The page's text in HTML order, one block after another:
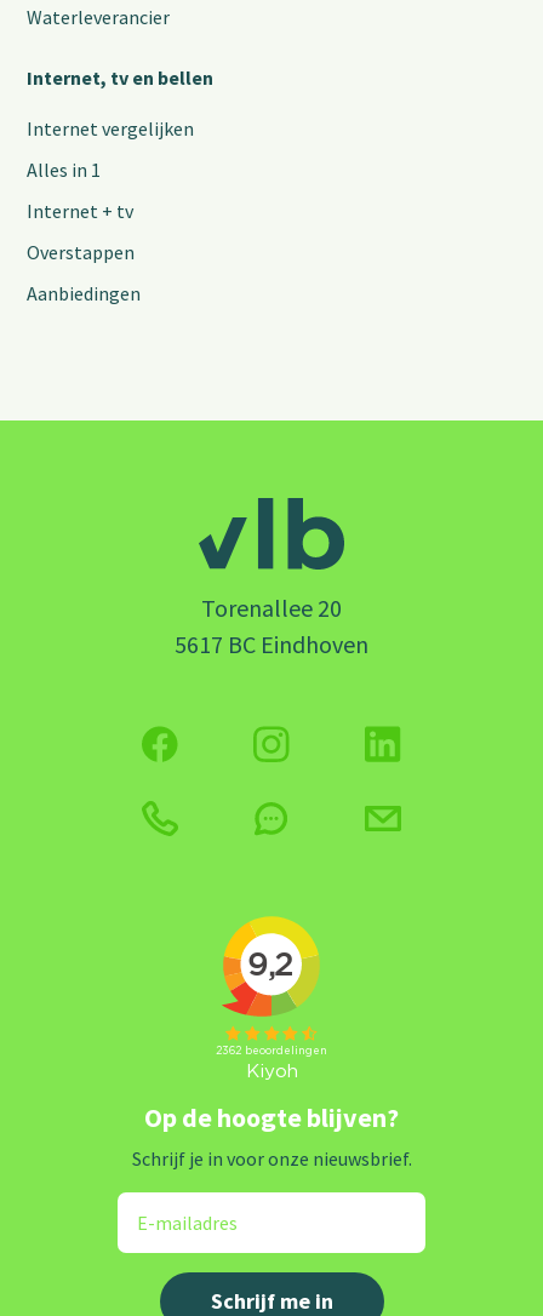
Waterleverancier
Internet, tv en bellen
Internet vergelijken
Alles in 1
Internet + tv
Overstappen
Aanbiedingen
Torenallee 20
5617 BC Eindhoven
Op de hoogte blijven?
Schrijf je in voor onze nieuwsbrief.